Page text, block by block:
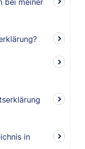
bei meiner
in